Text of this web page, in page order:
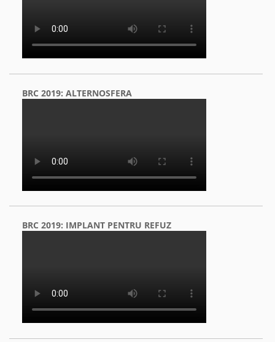
BRC 2019: ALTERNOSFERA
BRC 2019: IMPLANT PENTRU REFUZ